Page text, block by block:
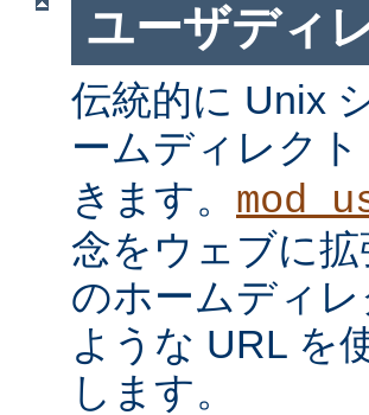
ユーザディ
伝統的に Unix
ームディレクト
きます。
念をウェブに
のホームディ
ような URL を
します。